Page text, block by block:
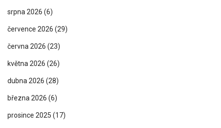
srpna 2026 (6)
července 2026 (29)
června 2026 (23)
května 2026 (26)
dubna 2026 (28)
března 2026 (6)
prosince 2025 (17)